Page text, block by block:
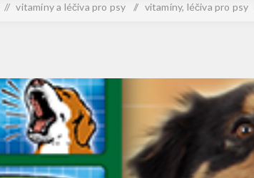
/ vitamíny a léčiva pro psy / vitamíny, léčiva pro psy